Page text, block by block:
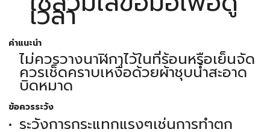
เวลา
คำแนะนำ
ไม่ควรวางนาฬิกาไว้ในที่ร้อนหรือเย็นจัด
ควรเช็ดคราบเหงื่อด้วยผ้าชุบน้ำสะอาด
บิดหมาด
ข้อควรระวัง
ระวังการกระแทกแรงๆเช่นการทำตก